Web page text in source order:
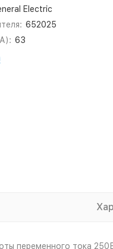
Electric
652025
63
переменного тока